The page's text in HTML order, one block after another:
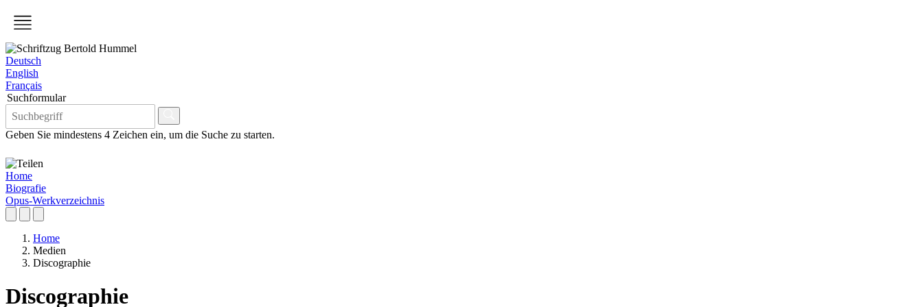
Deutsch
English
Français
Suchformular
Geben Sie mindestens 4 Zeichen ein, um die Suche zu starten.
Home
Biografie
Opus-Werkverzeichnis
Home
Medien
Discographie
Discographie